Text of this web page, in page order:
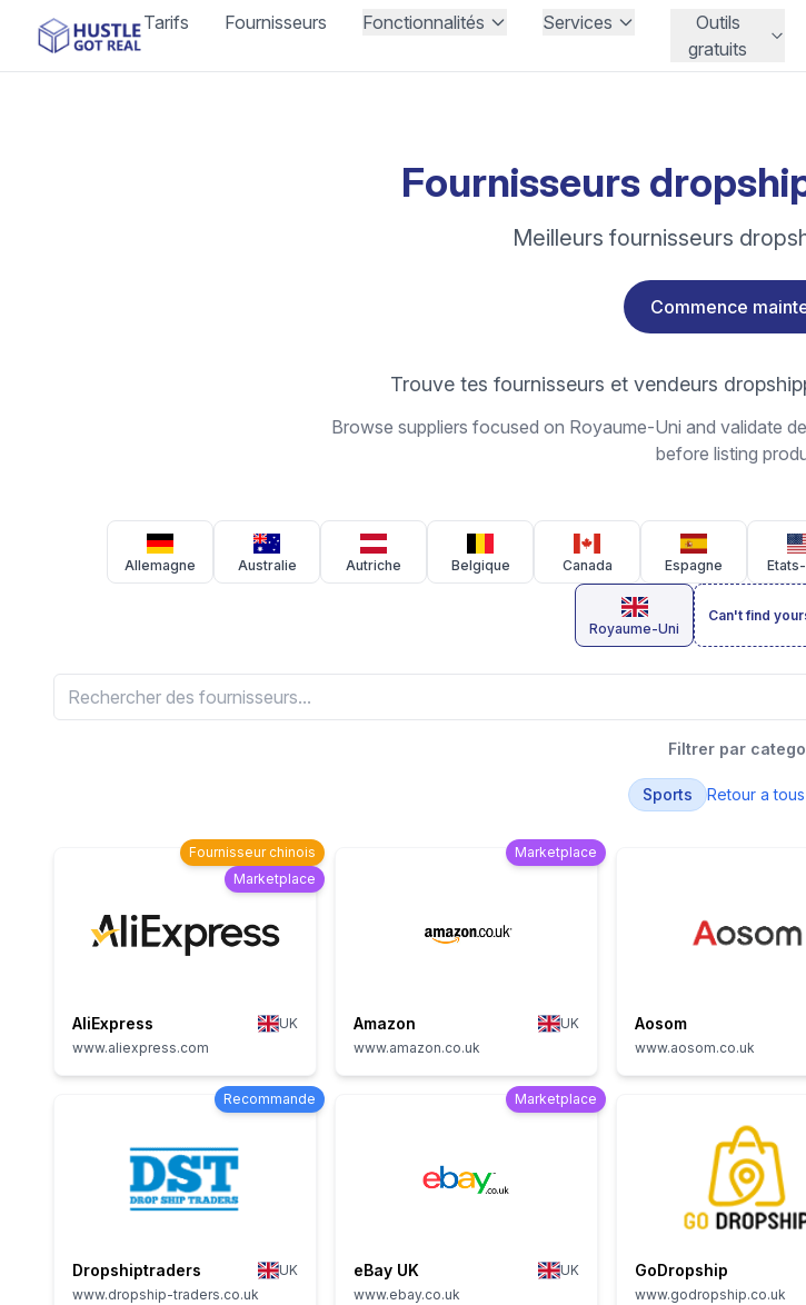
Tarifs Fournisseurs Fonctionnalités Services
Outils
gratuits
Fournisseurs
Meilleurs fournisseurs
Commence
Trouve tes fournisseurs et vendeurs
Browse suppliers focused on Royaume-Uni and validate
before listing
Allemagne Australie Autriche Belgique Canada Espagne
Royaume-Uni
Can't find
Filtrer par
Sports Retour a
Fournisseur chinois
Marketplace
AliExpress
UK
www.aliexpress.com
Marketplace
Amazon
UK
www.amazon.co.uk
Aosom
www.aosom.co.uk
Recommande
Dropshiptraders
UK
www.dropship-traders.co.uk
Marketplace
eBay UK
UK
www.ebay.co.uk
GoDropship
www.godropship.co.uk